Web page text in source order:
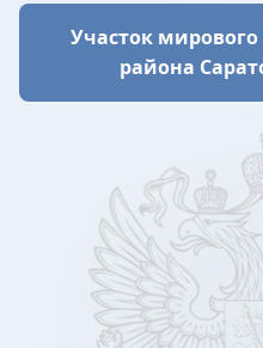
Участок
района